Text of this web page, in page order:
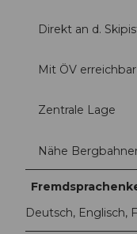
Direkt an d.
Mit ÖV erreichbar
Zentrale Lage
Nähe
Deutsch, Englisch,